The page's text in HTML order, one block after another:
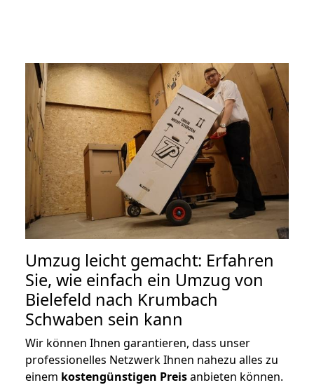
Umzug leicht gemacht: Erfahren
Sie, wie einfach ein Umzug von
Bielefeld nach Krumbach
Schwaben sein kann
Wir können Ihnen garantieren, dass unser
professionelles Netzwerk Ihnen nahezu alles zu
einem kostengünstigen Preisanbieten können.